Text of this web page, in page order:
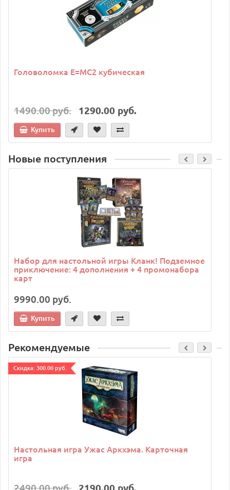
Головоломка E=MC2 кубическая
1490.00 руб. 1290.00 руб.
Купить
Новые поступления
Набор для настольной игры Кланк! Подземное
приключение: 4 дополнения + 4 промонабора
карт
9990.00 руб.
Купить
Рекомендуемые
Cкидка: 300.00 руб.
Настольная игра Ужас Аркхэма. Карточная
игра